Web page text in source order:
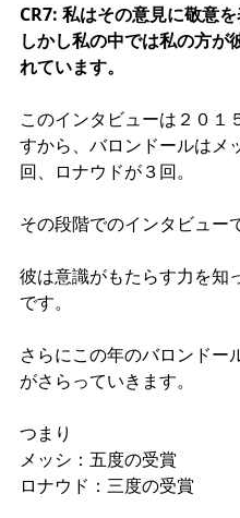
CR7: 私はその意見に敬意を
しかし私の中では私の方が
れています。
このインタビューは２０１
すから、バロンドールはメ
回、ロナウドが３回。
その段階でのインタビュー
彼は意識がもたらす力を知
です。
さらにこの年のバロンドー
がさらっていきます。
つまり
メッシ：五度の受賞
ロナウド：三度の受賞